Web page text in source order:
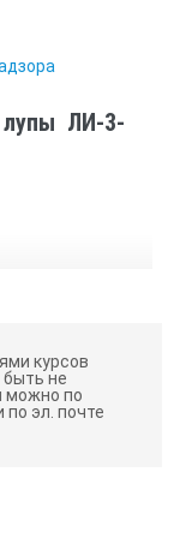
лупы ЛИ-3-
курсов
не
можно по
по эл. почте